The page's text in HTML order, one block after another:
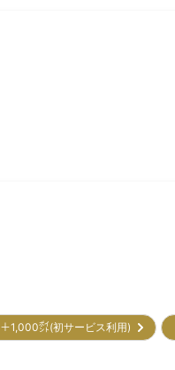
＋1,000㌽(初サービス利用)